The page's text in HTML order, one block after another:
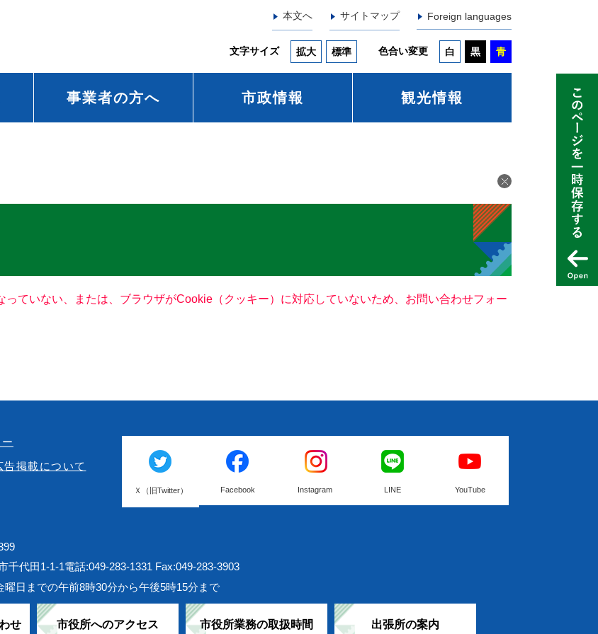
本文へ サイトマップ Foreign languages
文字サイズ 拡大 標準 色合い変更 白 黒 青
事業者の方へ 市政情報 観光情報
ていない、または、ブラウザがCookie（クッキー）に対応していないため、お問い合わせフォー
告掲載について
Ｘ（旧Twitter） Facebook Instagram LINE YouTube
千代田1-1-1電話:049-283-1331 Fax:049-283-3903
曜日までの午前8時30分から午後5時15分まで
せ 市役所へのアクセス 市役所業務の取扱時間 出張所の案内